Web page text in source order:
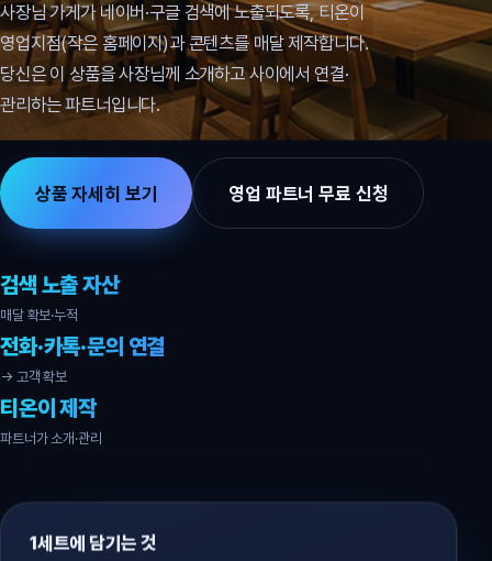
사장님 가게가 네이버·구글 검색에 노출되도록, 티온이
영업지점(작은 홈페이지)과 콘텐츠를 매달 제작합니다.
당신은 이 상품을 사장님께 소개하고 사이에서 연결·
관리하는 파트너입니다.
상품 자세히 보기 영업 파트너 무료 신청
검색 노출 자산
매달 확보·누적
전화·카톡·문의 연결
→ 고객 확보
티온이 제작
파트너가 소개·관리
1세트에 담기는 것